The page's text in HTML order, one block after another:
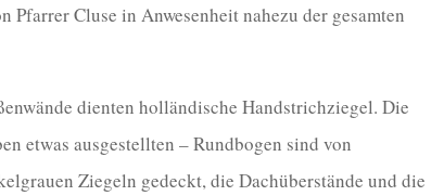
Cluse in Anwesenheit nahezu der gesamten
dienten holländische Handstrichziegel. Die
etwas ausgestellten – Rundbogen sind von
Ziegeln gedeckt, die Dachüberstände und die